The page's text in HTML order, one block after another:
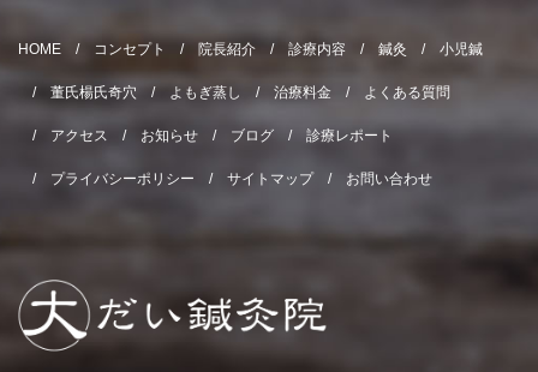
HOME コンセプト 院長紹介 診療内容 鍼灸 小児鍼
董氏楊氏奇穴 よもぎ蒸し 治療料金 よくある質問
アクセス お知らせ ブログ 診療レポート
プライバシーポリシー サイトマップ お問い合わせ